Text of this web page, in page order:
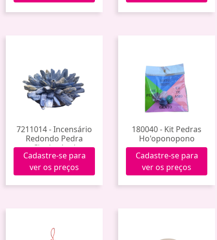
7211014 - Incensário
Redondo Pedra
Cianita Azul
Cadastre-se para
ver os preços
180040 - Kit Pedras
Ho'oponopono
Cadastre-se para
ver os preços